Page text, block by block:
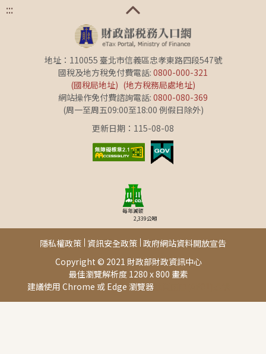
:::
地址：110055 臺北市信義區忠孝東路四段547號
國稅及地方稅免付費電話: 0800-000-321
(國稅局地址) (地方稅務局處地址)
網站操作免付費諮詢電話: 0800-080-369
(周一至周五09:00至18:00 例假日除外)
更新日期：115-08-08
每年減碳
2,339公噸
Copyright © 2021 財政部財政資訊中心
最佳瀏覽解析度 1280 x 800 畫素
建議使用 Chrome 或 Edge 瀏覽器此頁面由[AP01]提供
隱私權政策 資訊安全政策 政府網站資料開放宣告